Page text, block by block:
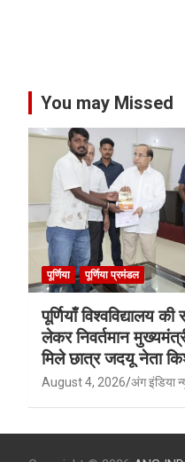
You may Missed
पूर्णिया पूर्णिया प्रमंडल
पूर्णियाँ विश्वविद्यालय
लेकर निवर्तमान
मिले छात्र जदयू नेता
August 4, 2026 अंग इंडिया